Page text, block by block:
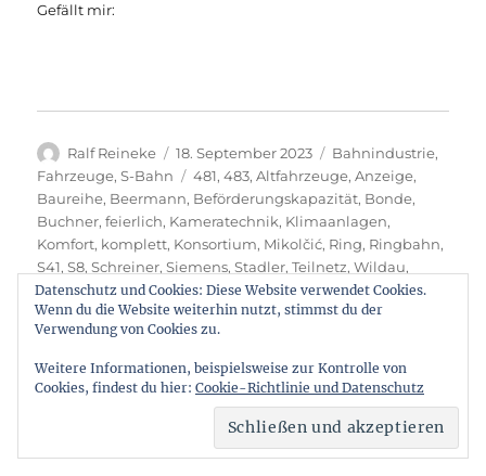
Gefällt mir:
Autor
Ralf Reineke
Veröffentlicht
am
18. September 2023 Kategorien
Bahnindustrie,
Fahrzeuge,S-Bahn Schlagwörter
481,483,Altfahrzeuge,Anzeige,
Baureihe, Beermann, Beförderungskapazität, Bonde,
Buchner,feierlich, Kameratechnik, Klimaanlagen,
Komfort, komplett, Konsortium, Mikolčić, Ring, Ringbahn,
S41,S8,Schreiner,Siemens,Stadler,Teilnetz,Wildau,
Zeiler
Seitennummerierung
SEITE1
NÄC
HSTE
Datenschutz und Cookies: Diese Website verwendet Cookies.
Wenn du die Website weiterhin nutzt, stimmst du der
Verwendung von Cookies zu.
Weitere Informationen, beispielsweise zur Kontrolle von
Cookies, findest du hier: Cookie-Richtlinie und Datenschutz